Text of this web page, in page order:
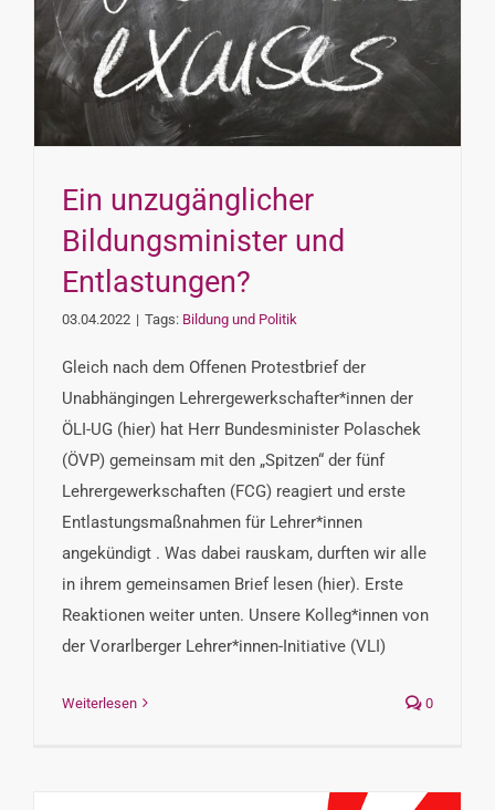
Ein unzugänglicher
Bildungsminister und
Entlastungen?
03.04.2022 | Tags: Bildung und Politik
Gleich nach dem Offenen Protestbrief der
Unabhängingen Lehrergewerkschafter*innen der
ÖLI-UG (hier) hat Herr Bundesminister Polaschek
(ÖVP) gemeinsam mit den „Spitzen“ der fünf
Lehrergewerkschaften (FCG) reagiert und erste
Entlastungsmaßnahmen für Lehrer*innen
angekündigt . Was dabei rauskam, durften wir alle
in ihrem gemeinsamen Brief lesen (hier). Erste
Reaktionen weiter unten. Unsere Kolleg*innen von
der Vorarlberger Lehrer*innen-Initiative (VLI)
Weiterlesen 0